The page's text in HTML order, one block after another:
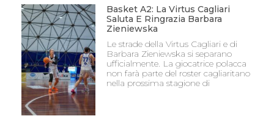
Basket A2: La Virtus Cagliari
Saluta E Ringrazia Barbara
Zieniewska
Le strade della Virtus Cagliari e di
Barbara Zieniewska si separano
ufficialmente. La giocatrice polacca
non farà parte del roster cagliaritano
nella prossima stagione di